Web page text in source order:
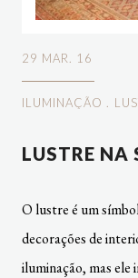
29 MAR. 16
ILUMINAÇÃO
LUSTRE NA
O lustre é um
decorações de
iluminação, mas